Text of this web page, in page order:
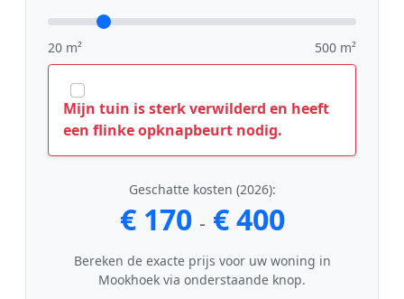
20 m² 500 m²
Mijn tuin is sterk verwilderd en heeft
een flinke opknapbeurt nodig.
Geschatte kosten (2026):
€ 170 - € 400
Bereken de exacte prijs voor uw woning in
Mookhoek via onderstaande knop.